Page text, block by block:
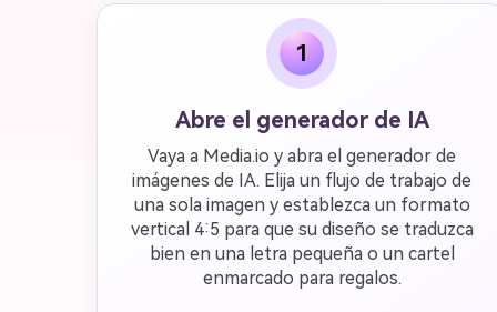
1
Abre el generador de IA
Vaya a Media.io y abra el generador de
imágenes de IA. Elija un flujo de trabajo de
una sola imagen y establezca un formato
vertical 4:5 para que su diseño se traduzca
bien en una letra pequeña o un cartel
enmarcado para regalos.